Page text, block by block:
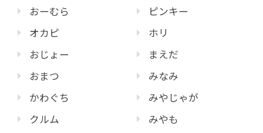
おーむら
オカピ
おじょー
おまつ
かわぐち
クルム
ピンキー
ホリ
まえだ
みなみ
みやじゃが
みやも